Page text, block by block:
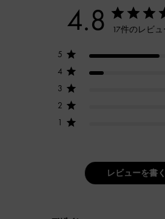
4.8 17件のレビ
5
4
3
2
1
レビューを書く